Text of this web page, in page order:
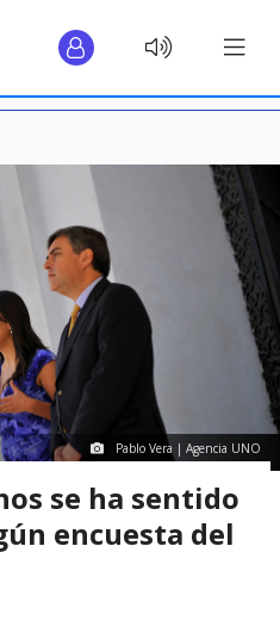
Pablo Vera | Agencia UNO
se ha sentido
encuesta del